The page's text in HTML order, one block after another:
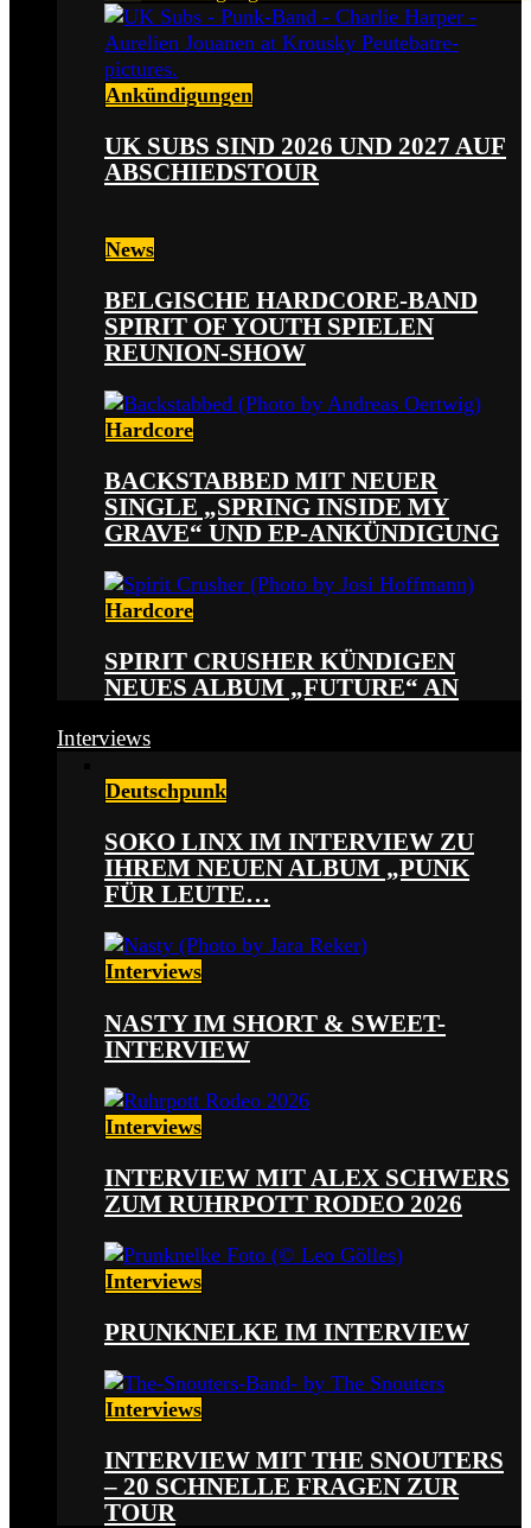
Ankündigungen
UK SUBS SIND 2026 UND 2027 AUF
ABSCHIEDSTOUR
News
BELGISCHE HARDCORE-BAND
SPIRIT OF YOUTH SPIELEN
REUNION-SHOW
Hardcore
BACKSTABBED MIT NEUER
SINGLE „SPRING INSIDE MY
GRAVE“ UND EP-ANKÜNDIGUNG
Hardcore
SPIRIT CRUSHER KÜNDIGEN
NEUES ALBUM „FUTURE“ AN
Interviews
Deutschpunk
SOKO LINX IM INTERVIEW ZU
IHREM NEUEN ALBUM „PUNK
FÜR LEUTE…
Interviews
NASTY IM SHORT & SWEET-
INTERVIEW
Interviews
INTERVIEW MIT ALEX SCHWERS
ZUM RUHRPOTT RODEO 2026
Interviews
PRUNKNELKE IM INTERVIEW
Interviews
INTERVIEW MIT THE SNOUTERS
– 20 SCHNELLE FRAGEN ZUR
TOUR